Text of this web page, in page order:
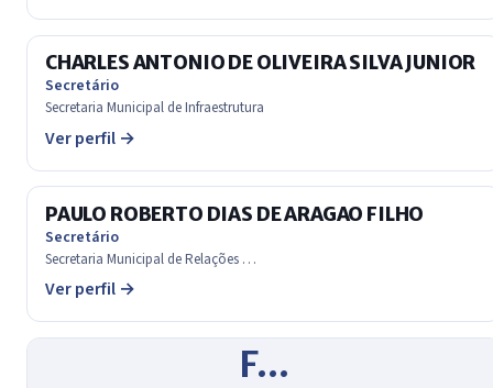
CHARLES ANTONIO DE OLIVEIRA SILVA JUNIOR
Secretário
Secretaria Municipal de Infraestrutura
Ver perfil →
PAULO ROBERTO DIAS DE ARAGAO FILHO
Secretário
Secretaria Municipal de Relações …
Ver perfil →
F…